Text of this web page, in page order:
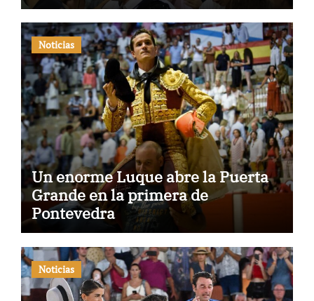
Noticias
Un enorme Luque abre la Puerta
Grande en la primera de
Pontevedra
Noticias